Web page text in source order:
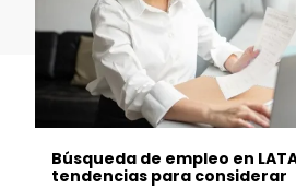
Búsqueda de empleo en
tendencias para considerar